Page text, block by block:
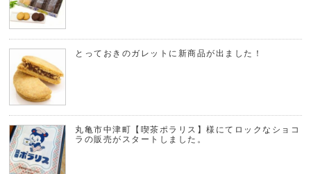
とっておきのガレットに新商品が出ました！
丸亀市中津町【喫茶ポラリス】様にてロックなショコ
ラの販売がスタートしました。